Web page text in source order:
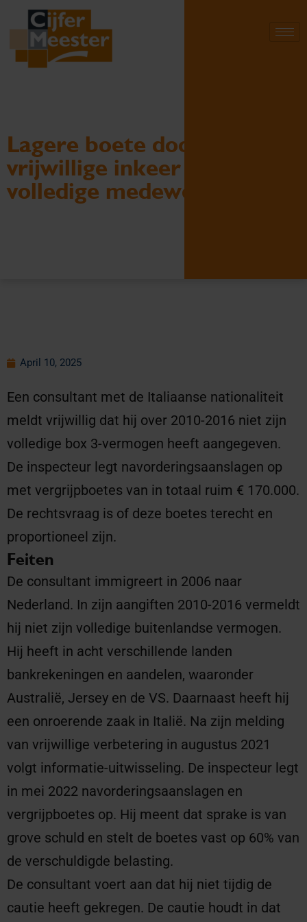
Lagere boete door
vrijwillige inkeer en
volledige medewerking
April 10, 2025
Een consultant met de Italiaanse nationaliteit
meldt vrijwillig dat hij over 2010-2016 niet zijn
volledige box 3-vermogen heeft aangegeven.
De inspecteur legt navorderingsaanslagen op
met vergrijpboetes van in totaal ruim € 170.000.
De rechtsvraag is of deze boetes terecht en
proportioneel zijn.
Feiten
De consultant immigreert in 2006 naar
Nederland. In zijn aangiften 2010-2016 vermeldt
hij niet zijn volledige buitenlandse vermogen.
Hij heeft in acht verschillende landen
bankrekeningen en aandelen, waaronder
Australië, Jersey en de VS. Daarnaast heeft hij
een onroerende zaak in Italië. Na zijn melding
van vrijwillige verbetering in augustus 2021
volgt informatie-uitwisseling. De inspecteur legt
in mei 2022 navorderingsaanslagen en
vergrijpboetes op. Hij meent dat sprake is van
grove schuld en stelt de boetes vast op 60% van
de verschuldigde belasting.
De consultant voert aan dat hij niet tijdig de
cautie heeft gekregen. De cautie houdt in dat